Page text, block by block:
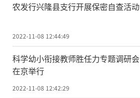
农发行兴隆县支行开展保密自查活动
2022-11-08 12:44:49
科学幼小衔接教师胜任力专题调研会
在京举行
2022-11-08 12:42:29